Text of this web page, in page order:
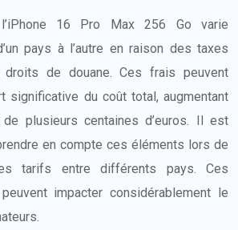
16 Pro Max 256 Go varie
pays à l’autre en raison des taxes
de douane. Ces frais peuvent
significative du coût total, augmentant
plusieurs centaines d’euros. Il est
en compte ces éléments lors de
tarifs entre différents pays. Ces
impacter considérablement le